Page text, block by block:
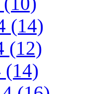
(14)
(12)
(14)